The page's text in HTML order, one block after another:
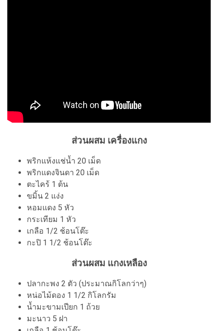
ส่วนผสม เครื่องแกง
พริกแห้งแช่น้ำ 20 เม็ด
พริกแดงจินดา 20 เม็ด
ตะไคร้ 1 ต้น
ขมิ้น 2 แง่ง
หอมแดง 5 หัว
กระเทียม 1 หัว
เกลือ 1/2 ช้อนโต๊ะ
กะปิ 1 1/2 ช้อนโต๊ะ
ส่วนผสม แกงเหลือง
ปลากะพง 2 ตัว (ประมาณกิโลกว่าๆ)
หน่อไม้ดอง 1 1/2 กิโลกรัม
น้ำมะขามเปียก 1 ถ้วย
มะนาว 5 ฝา